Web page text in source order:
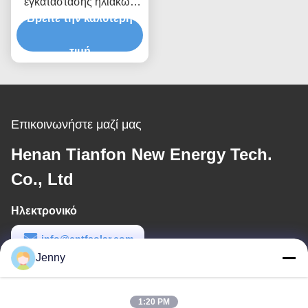
πάνελ στο έδαφος.
Βρείτε την καλύτερη
τιμή
Επικοινωνήστε μαζί μας
Henan Tianfon New Energy Tech.
Co., Ltd
Ηλεκτρονικό
info@cntfsolar.com
Εργασιακό χρόνο
Jenny
1:20 PM